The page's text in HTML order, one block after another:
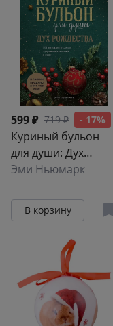
599 ₽ 719 ₽ - 17%
Куриный бульон
для души: Дух
Рождества: 101
чудесном времени
в году
Эми Ньюмарк
В корзину